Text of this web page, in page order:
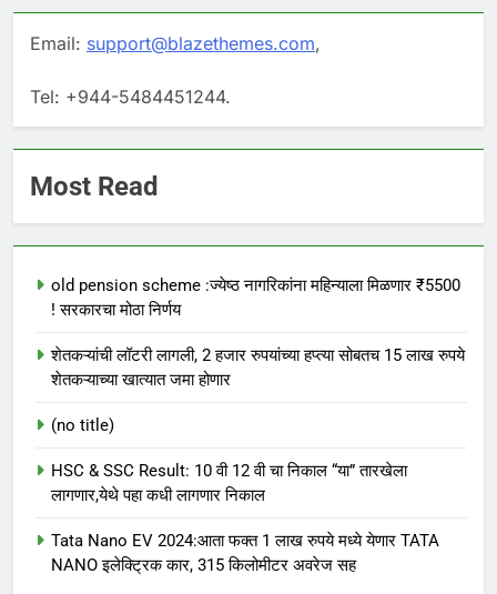
Email: support@blazethemes.com,
Tel: +944-5484451244.
Most Read
old pension scheme :ज्येष्ठ नागरिकांना महिन्याला मिळणार ₹5500
! सरकारचा मोठा निर्णय
शेतकऱ्यांची लॉटरी लागली, 2 हजार रुपयांच्या हप्त्या सोबतच 15 लाख रुपये
शेतकऱ्याच्या खात्यात जमा होणार
(no title)
HSC & SSC Result: 10 वी 12 वी चा निकाल “या” तारखेला
लागणार,येथे पहा कधी लागणार निकाल
Tata Nano EV 2024:आता फक्त 1 लाख रुपये मध्ये येणार TATA
NANO इलेक्ट्रिक कार, 315 किलोमीटर अवरेज सह